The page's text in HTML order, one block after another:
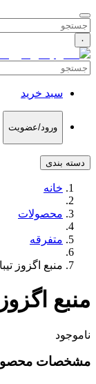
۰
سبد خرید
ورود/عضویت
دسته بندی
خانه
محصولات
متفرقه
منبع اگزوز
منبع
ناموجود
مشخصات